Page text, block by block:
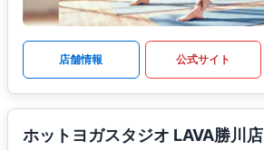
店舗情報 公式サイト
ホットヨガスタジオ LAVA勝川店